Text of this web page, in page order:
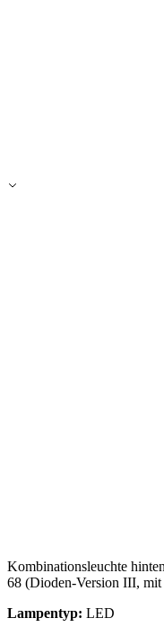
Kombinationsleuchte
68 (Dioden-Version III, mit
Lampentyp: LED